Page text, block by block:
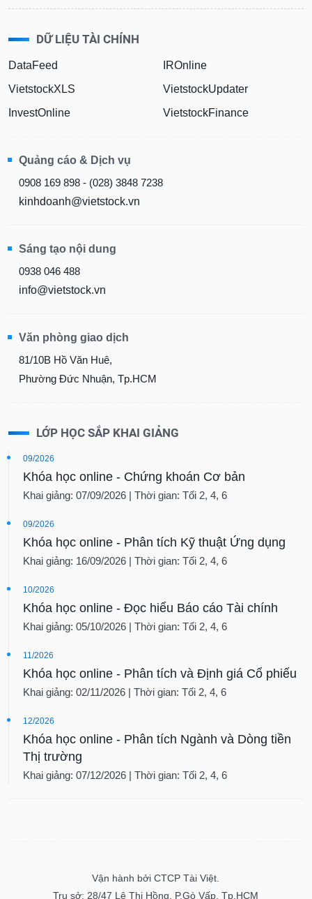
DỮ LIỆU TÀI CHÍNH
DataFeed
VietstockXLS
InvestOnline
IROnline
VietstockUpdater
VietstockFinance
Quảng cáo & Dịch vụ
0908 169 898 - (028) 3848 7238
kinhdoanh@vietstock.vn
Sáng tạo nội dung
0938 046 488
info@vietstock.vn
Văn phòng giao dịch
81/10B Hồ Văn Huê,
Phường Đức Nhuận, Tp.HCM
LỚP HỌC SẮP KHAI GIẢNG
09/2026
Khóa học online - Chứng khoán Cơ bản
Khai giảng: 07/09/2026 | Thời gian: Tối 2, 4, 6
09/2026
Khóa học online - Phân tích Kỹ thuật Ứng dụng
Khai giảng: 16/09/2026 | Thời gian: Tối 2, 4, 6
10/2026
Khóa học online - Đọc hiểu Báo cáo Tài chính
Khai giảng: 05/10/2026 | Thời gian: Tối 2, 4, 6
11/2026
Khóa học online - Phân tích và Định giá Cổ phiếu
Khai giảng: 02/11/2026 | Thời gian: Tối 2, 4, 6
12/2026
Khóa học online - Phân tích Ngành và Dòng tiền
Thị trường
Khai giảng: 07/12/2026 | Thời gian: Tối 2, 4, 6
Vận hành bởi CTCP Tài Việt.
Trụ sở: 28/47 Lê Thị Hồng, P.Gò Vấp, Tp.HCM